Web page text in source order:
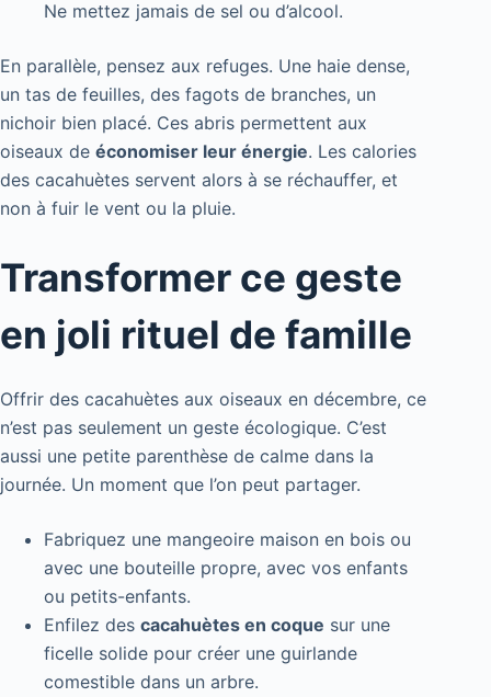
Ne mettez jamais de sel ou d’alcool.
En parallèle, pensez aux refuges. Une haie dense,
un tas de feuilles, des fagots de branches, un
nichoir bien placé. Ces abris permettent aux
oiseaux de économiser leur énergie. Les calories
des cacahuètes servent alors à se réchauffer, et
non à fuir le vent ou la pluie.
Transformer ce geste
en joli rituel de famille
Offrir des cacahuètes aux oiseaux en décembre, ce
n’est pas seulement un geste écologique. C’est
aussi une petite parenthèse de calme dans la
journée. Un moment que l’on peut partager.
Fabriquez une mangeoire maison en bois ou
avec une bouteille propre, avec vos enfants
ou petits-enfants.
Enfilez des cacahuètes en coque sur une
ficelle solide pour créer une guirlande
comestible dans un arbre.